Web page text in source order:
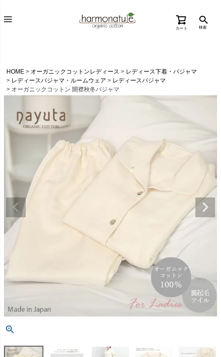
カート 検索
HOME オーガニックコットンレディース
レディース下着・パジャマ
レディースパジャマ・ルームウェア
レディースパジャマ
オーガニックコットン 開襟秋冬パジャマ